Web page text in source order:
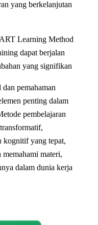
yang berkelanjutan
Learning Method
dapat berjalan
yang signifikan
pemahaman
penting dalam
pembelajaran
kognitif yang tepat,
memahami materi,
dalam dunia kerja